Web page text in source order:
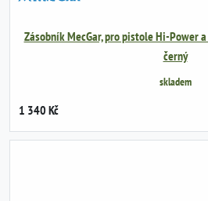
Zásobník MecGar, pro pistole Hi-Power
černý
skladem
1 340 Kč